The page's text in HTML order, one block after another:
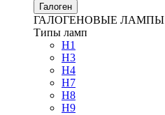
Галоген
ГАЛОГЕНОВЫЕ ЛАМПЫ
Типы ламп
H1
H3
H4
H7
H8
H9